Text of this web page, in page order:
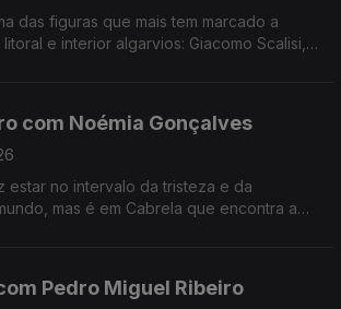
das figuras que mais tem marcado a
e interior algarvios: Giacomo Scalisi,
com Noémia Gonçalves
estar no intervalo da tristeza e da
mas é em Cabrela que encontra a
Pedro Miguel Ribeiro